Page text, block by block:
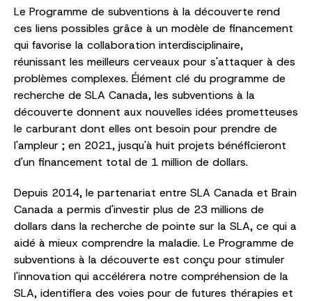
Le Programme de subventions à la découverte rend
ces liens possibles grâce à un modèle de financement
qui favorise la collaboration interdisciplinaire,
réunissant les meilleurs cerveaux pour s'attaquer à des
problèmes complexes. Élément clé du programme de
recherche de SLA Canada, les subventions à la
découverte donnent aux nouvelles idées prometteuses
le carburant dont elles ont besoin pour prendre de
l'ampleur ; en 2021, jusqu'à huit projets bénéficieront
d'un financement total de 1 million de dollars.
Depuis 2014, le partenariat entre SLA Canada et Brain
Canada a permis d'investir plus de 23 millions de
dollars dans la recherche de pointe sur la SLA, ce qui a
aidé à mieux comprendre la maladie. Le Programme de
subventions à la découverte est conçu pour stimuler
l'innovation qui accélérera notre compréhension de la
SLA, identifiera des voies pour de futures thérapies et